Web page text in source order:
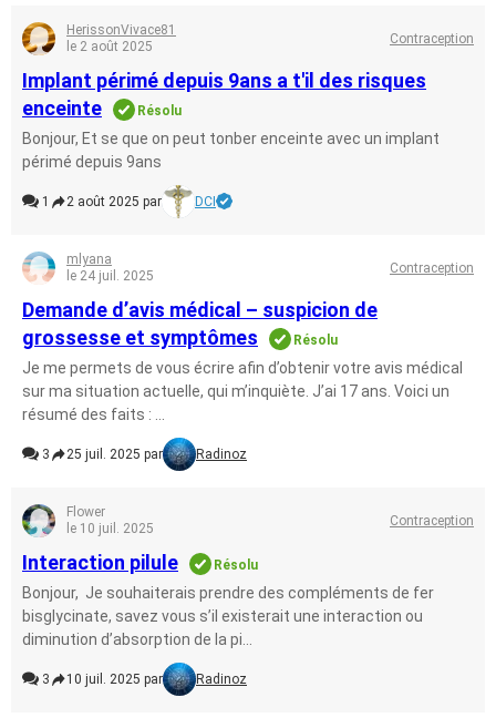
HerissonVivace81
le 2 août 2025
Contraception
Implant périmé depuis 9ans a t'il des risques
enceinte
Résolu
Bonjour, Et se que on peut tonber enceinte avec un implant
périmé depuis 9ans
1 2 août 2025 par DCI
mlyana
le 24 juil. 2025
Contraception
Demande d’avis médical – suspicion de
grossesse et symptômes
Résolu
Je me permets de vous écrire afin d’obtenir votre avis médical
sur ma situation actuelle, qui m’inquiète. J’ai 17 ans. Voici un
résumé des faits : ...
3 25 juil. 2025 par Radinoz
Flower
le 10 juil. 2025
Contraception
Interaction pilule Résolu
Bonjour, Je souhaiterais prendre des compléments de fer
bisglycinate, savez vous s’il existerait une interaction ou
diminution d’absorption de la pi...
3 10 juil. 2025 par Radinoz